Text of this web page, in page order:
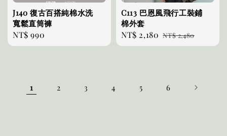
J140 復古百搭純棉水洗
寬鬆直筒褲
Regular
price
NT$ 990
C113 巴恩風飛行工裝鋪
棉外套
Sale
price
NT$ 2,180 Regular
price
NT$ 2,480
1 2 3 4 5 6